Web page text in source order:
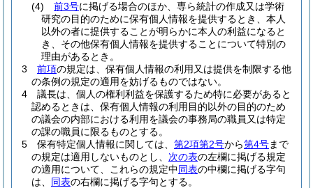
(4)
前3号に掲げる場合のほか、専ら統計の作成又は学術
研究の目的のために保有個人情報を提供するとき、本人
以外の者に提供することが明らかに本人の利益になると
き、その他保有個人情報を提供することについて特別の
理由があるとき。
3
前項の規定は、保有個人情報の利用又は提供を制限する他
の条例の規定の適用を妨げるものではない。
4
議長は、個人の権利利益を保護するため特に必要があると
認めるときは、保有個人情報の利用目的以外の目的のため
の議会の内部における利用を議会の事務局の職員又は特定
の課の職員に限るものとする。
5
保有特定個人情報に関しては、 第2項第2号から第4号まで
の規定は適用しないものとし、 次の表の左欄に掲げる規定
の適用について、これらの規定中同表の中欄に掲げる字句
は、 同表の右欄に掲げる字句とする。